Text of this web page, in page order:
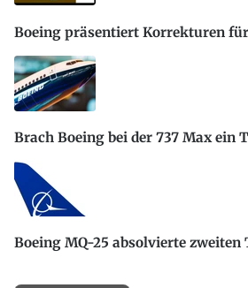
Boeing präsentiert Korrekturen
Brach Boeing bei der 737 Max ein
Boeing MQ-25 absolvierte zweiten